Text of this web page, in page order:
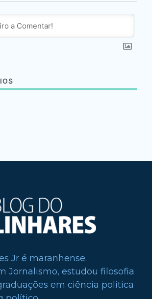
Jr é maranhense.
Jornalismo, estudou filosofia
em ciência política